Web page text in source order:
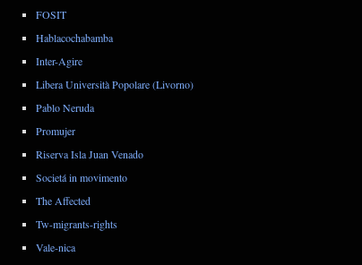
FOSIT
Hablacochabamba
Inter-Agire
Libera Università Popolare (Livorno)
Pablo Neruda
Promujer
Riserva Isla Juan Venado
Societá in movimento
The Affected
Tw-migrants-rights
Vale-nica